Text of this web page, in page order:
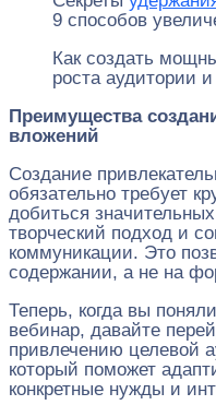
9 способов
Как создать
роста аудитории
Преимущества
вложений
Создание
обязательно требует
добиться
творческий подход и
коммуникации. Это
содержании, а не на
Теперь, когда вы
вебинар, давайте
привлечению целевой
который поможет
конкретные нужды и